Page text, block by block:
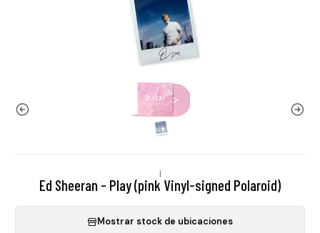
|
Ed Sheeran - Play (pink Vinyl-signed Polaroid)
Mostrar stock de ubicaciones